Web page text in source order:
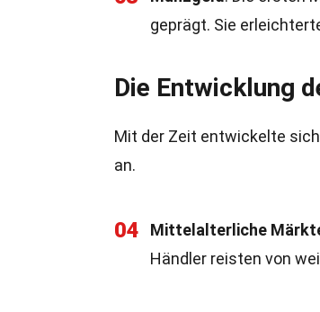
geprägt. Sie
Die Entwicklung
Mit der Zeit entwickelte
an.
04 Mittelalterliche
Händler reisten von